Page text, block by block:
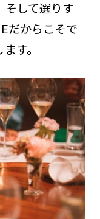
そして選りす
だからこそで
す。